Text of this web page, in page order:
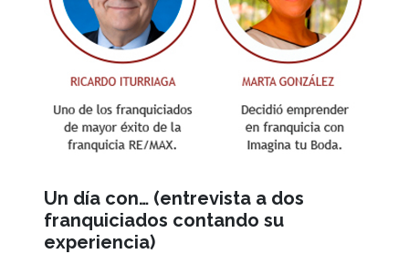
Un día con… (entrevista a dos
franquiciados contando su
experiencia)